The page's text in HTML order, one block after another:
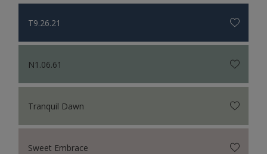
T9.26.21
N1.06.61
Tranquil Dawn
Sweet Embrace